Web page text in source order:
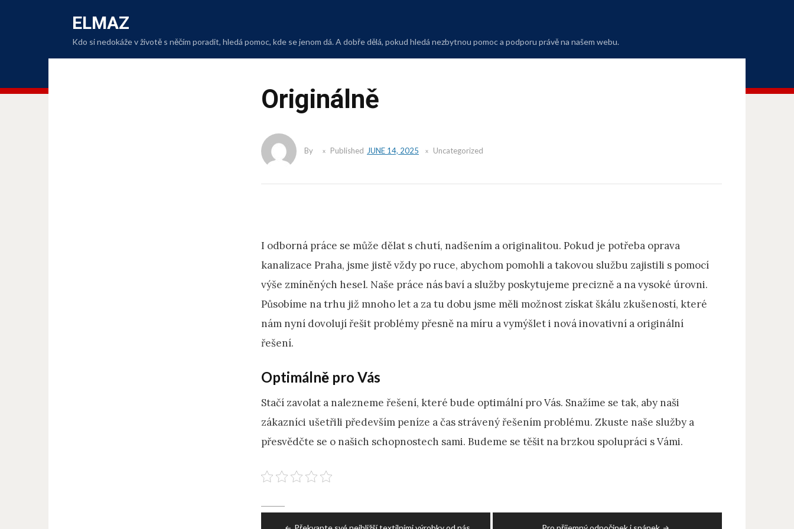
ELMAZ
Kdo si nedokáže v životě s něčím poradit, hledá pomoc, kde se jenom dá. A dobře dělá, pokud hledá nezbytnou pomoc a podporu právě na našem webu.
Originálně
By Published JUNE 14, 2025 Uncategorized
I odborná práce se může dělat s chutí, nadšením a originalitou. Pokud je potřeba oprava
kanalizace Praha, jsme jistě vždy po ruce, abychom pomohli a takovou službu zajistili s pomocí
výše zmíněných hesel. Naše práce nás baví a služby poskytujeme precizně a na vysoké úrovni.
Působíme na trhu již mnoho let a za tu dobu jsme měli možnost získat škálu zkušeností, které
nám nyní dovolují řešit problémy přesně na míru a vymýšlet i nová inovativní a originální
řešení.
Optimálně pro Vás
Stačí zavolat a nalezneme řešení, které bude optimální pro Vás. Snažíme se tak, aby naši
zákazníci ušetřili především peníze a čas strávený řešením problému. Zkuste naše služby a
přesvědčte se o našich schopnostech sami. Budeme se těšit na brzkou spolupráci s Vámi.